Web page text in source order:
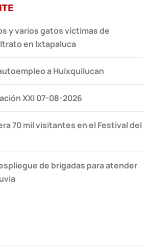
y varios gatos víctimas de
en Ixtapaluca
a Huixquilucan
XXI 07-08-2026
70 mil visitantes en el Festival del
de brigadas para atender